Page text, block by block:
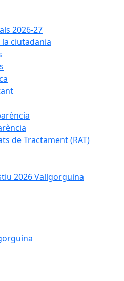
2026-27
ciutadania
de Tractament (RAT)
2026 Vallgorguina